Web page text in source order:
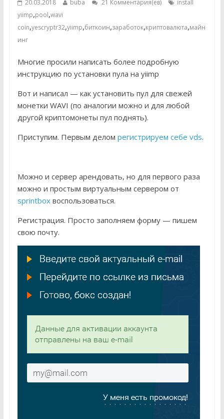
20.03.2018 buba 21 Комментария(ев)
install
yiimp,pool,wavi
coin,yescryptr32,yiimp,биткоин,заработок,криптовалюта,майн
инг
Многие просили написать более подробную
инструкцию по установки пула на yiimp
Вот и написал — как установить пул для свежей
монетки WAVI (по аналогии можно и для любой
другой криптомонеты пул поднять).
Приступим. Первым делом регистрируем себе vds.
Можно и сервер арендовать, но для первого раза
можно и простым виртуальным сервером от
sprintboxвоспользоваться.
Регистрация. Просто заполняем форму — пишем
свою почту.